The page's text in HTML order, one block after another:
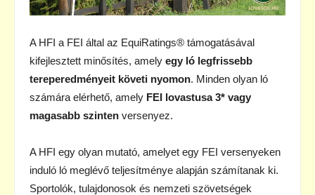
A HFI a FEI által az EquiRatings® támogatásával
kifejlesztett minősítés, amely egy ló legfrissebb
tereperedményeit követi nyomon. Minden olyan ló
számára elérhető, amely FEI lovastusa 3* vagy
magasabb szinten versenyez.
A HFI egy olyan mutató, amelyet egy FEI versenyeken
induló ló meglévő teljesítménye alapján számítanak ki.
Sportolók, tulajdonosok és nemzeti szövetségek